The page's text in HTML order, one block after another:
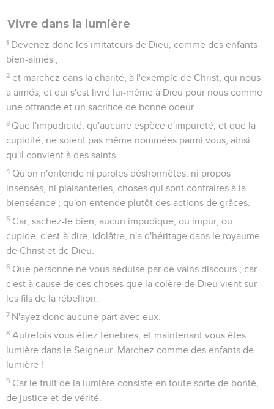
Vivre dans la lumière
1 Devenez donc les imitateurs de Dieu, comme des enfants
bien-aimés ;
2 et marchez dans la charité, à l'exemple de Christ, qui nous
a aimés, et qui s'est livré lui-même à Dieu pour nous comme
une offrande et un sacrifice de bonne odeur.
3 Que l'impudicité, qu'aucune espèce d'impureté, et que la
cupidité, ne soient pas même nommées parmi vous, ainsi
qu'il convient à des saints.
4 Qu'on n'entende ni paroles déshonnêtes, ni propos
insensés, ni plaisanteries, choses qui sont contraires à la
bienséance ; qu'on entende plutôt des actions de grâces.
5 Car, sachez-le bien, aucun impudique, ou impur, ou
cupide, c'est-à-dire, idolâtre, n'a d'héritage dans le royaume
de Christ et de Dieu.
6 Que personne ne vous séduise par de vains discours ; car
c'est à cause de ces choses que la colère de Dieu vient sur
les fils de la rébellion.
7 N'ayez donc aucune part avec eux.
8 Autrefois vous étiez ténèbres, et maintenant vous êtes
lumière dans le Seigneur. Marchez comme des enfants de
lumière !
9 Car le fruit de la lumière consiste en toute sorte de bonté,
de justice et de vérité.